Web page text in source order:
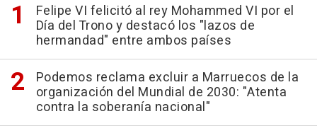
Felipe VI felicitó al rey Mohammed VI por el
Día del Trono y destacó los "lazos de
hermandad" entre ambos países
Podemos reclama excluir a Marruecos de la
organización del Mundial de 2030: "Atenta
contra la soberanía nacional"